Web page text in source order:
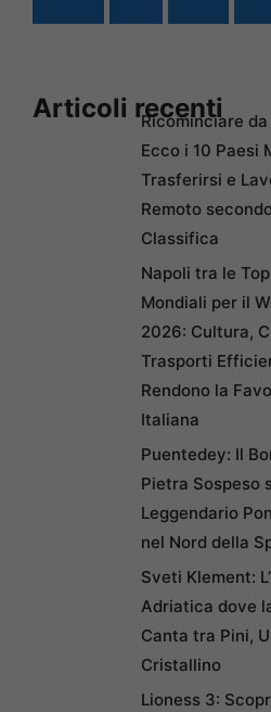
Articoli recenti
Ricominciare da
Ecco i 10 Paesi
Trasferirsi e
Remoto
Classifica
Napoli tra le
Mondiali per il
2026: Cultura,
Trasporti
Rendono la
Italiana
Puentedey: Il
Pietra Sospeso
Leggendario
nel Nord della
Sveti Klement:
Adriatica dove
Canta tra Pini,
Cristallino
Lioness 3: